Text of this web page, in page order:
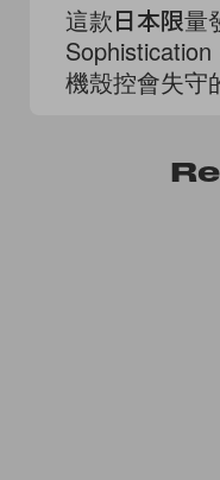
這款日本限量
機殼控會失守